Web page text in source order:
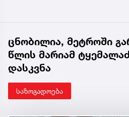
ცნობილია, მეტროში
წლის მარიამ
დასკვნა
საზოგადოება